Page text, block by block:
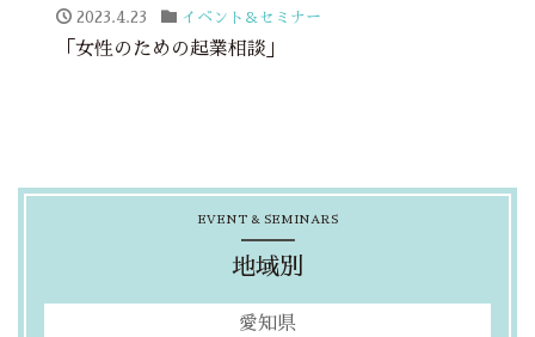
2023.4.23 イベント＆セミナー
「女性のための起業相談」
EVENT & SEMINARS
地域別
愛知県